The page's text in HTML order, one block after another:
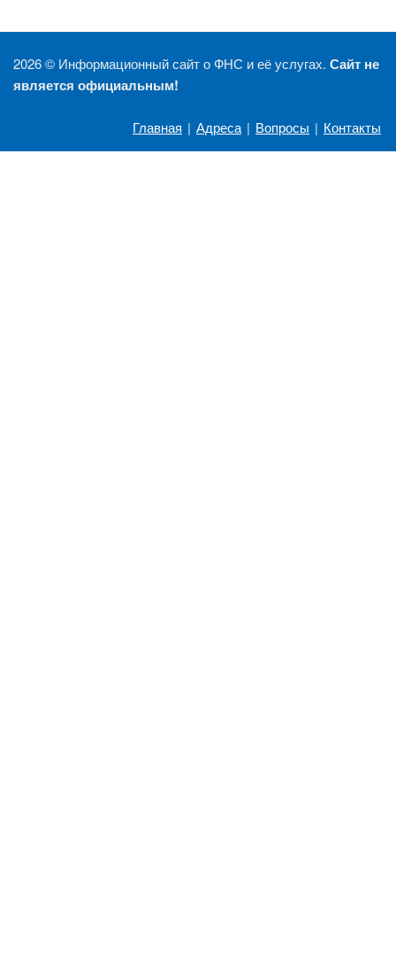
2026 © Информационный сайт о ФНС и её услугах. Сайт не
является официальным!
Главная | Адреса | Вопросы | Контакты